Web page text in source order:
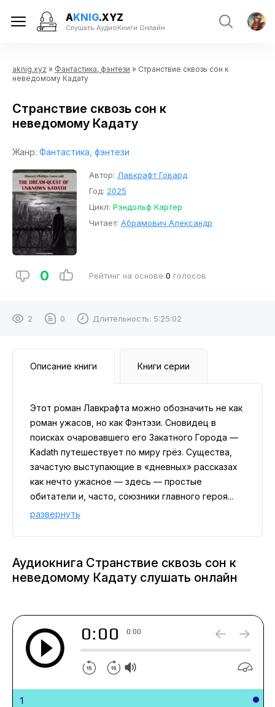
AKNIG.XYZ
Слушать АудиоКниги Онлайн
aknig.xyz » Фантастика, фэнтези » Странствие сквозь сон к
неведомому Кадату
Странствие сквозь сон к
неведомому Кадату
Жанр: Фантастика, фэнтези
Автор: Лавкрафт Говард
Год: 2025
Цикл: Рэндольф Картер
Читает: Абрамович Александр
0 Рейтинг на основе 0 голосов
2 0 Длительность: 5:25:02
Описание книги Книги серии
Этот роман Лавкрафта можно обозначить не как
роман ужасов, но как Фэнтэзи. Сновидец в
поисках очаровавшего его Закатного Города —
Kadath путешествует по миру грёз. Существа,
зачастую выступающие в «дневных» рассказах
как нечто ужасное — здесь — простые
обитатели и, часто, союзники главного героя...
развернуть
Аудиокнига Странствие сквозь сон к
неведомому Кадату слушать онлайн
0:00 0:00
1